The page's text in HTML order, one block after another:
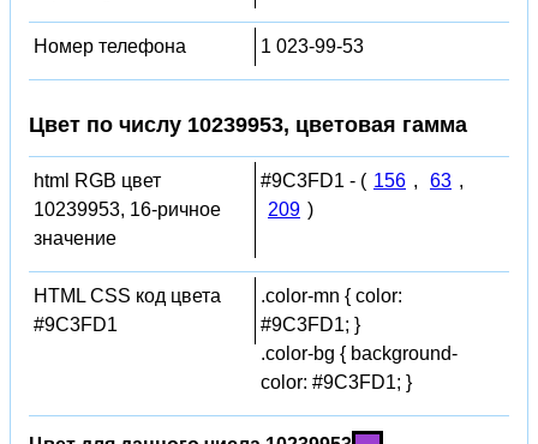
Номер телефона 1 023-99-53
Цвет по числу 10239953, цветовая гамма
html RGB цвет
10239953, 16-ричное
значение
#9C3FD1 - ( 156 , 63 ,
209 )
HTML CSS код цвета
#9C3FD1
.color-mn { color:
#9C3FD1; }
.color-bg { background-
color: #9C3FD1; }